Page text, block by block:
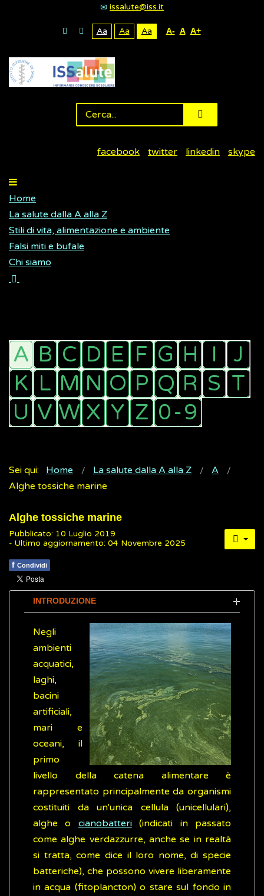
issalute@iss.it
Aa Aa Aa A- A A+
facebook twitter linkedin skype
Home
La salute dalla A alla Z
Stili di vita, alimentazione e ambiente
Falsi miti e bufale
Chi siamo
Sei qui: Home La salute dalla A alla Z
A
Alghe tossiche marine
Alghe tossiche marine
Pubblicato: 10 Luglio 2019
- Ultimo aggiornamento: 04 Novembre 2025
f Condividi
INTRODUZIONE
Negli
ambienti
acquatici,
laghi,
bacini
artificiali,
mari e
oceani, il
primo
livello della catena alimentare è
rappresentato principalmente da organismi
costituiti da un'unica cellula (unicellulari),
alghe o cianobatteri(indicati in passato
come alghe verdazzurre, anche se in realtà
si tratta, come dice il loro nome, di specie
batteriche), che possono vivere liberamente
in acqua (fitoplancton) o stare sul fondo in